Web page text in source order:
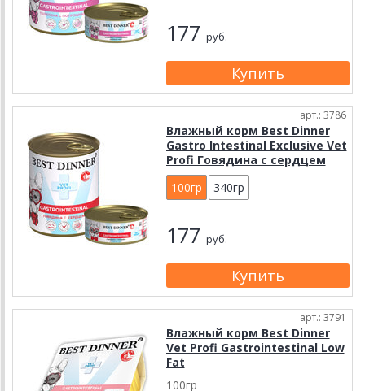
177 руб.
арт.: 3786
Влажный корм Best Dinner
Gastro Intestinal Exclusive Vet
Profi Говядина с сердцем
100гр
340гр
177 руб.
арт.: 3791
Влажный корм Best Dinner
Vet Profi Gastrointestinal Low
Fat
100гр